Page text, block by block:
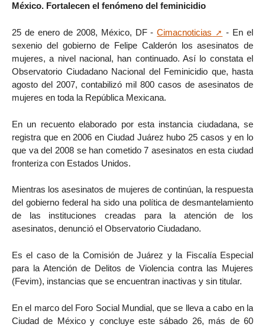
México. Fortalecen el fenómeno del feminicidio
25 de enero de 2008, México, DF -Cimacnoticias
- En el
sexenio del gobierno de Felipe Calderón los asesinatos de
mujeres, a nivel nacional, han continuado. Así lo constata el
Observatorio Ciudadano Nacional del Feminicidio que, hasta
agosto del 2007, contabilizó mil 800 casos de asesinatos de
mujeres en toda la República Mexicana.
En un recuento elaborado por esta instancia ciudadana, se
registra que en 2006 en Ciudad Juárez hubo 25 casos y en lo
que va del 2008 se han cometido 7 asesinatos en esta ciudad
fronteriza con Estados Unidos.
Mientras los asesinatos de mujeres de continúan, la respuesta
del gobierno federal ha sido una política de desmantelamiento
de las instituciones creadas para la atención de los
asesinatos, denunció el Observatorio Ciudadano.
Es el caso de la Comisión de Juárez y la Fiscalía Especial
para la Atención de Delitos de Violencia contra las Mujeres
(Fevim), instancias que se encuentran inactivas y sin titular.
En el marco del Foro Social Mundial, que se lleva a cabo en la
Ciudad de México y concluye este sábado 26, más de 60